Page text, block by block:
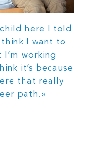
here I told
I want to
I’m working
it’s because
that really
path.»